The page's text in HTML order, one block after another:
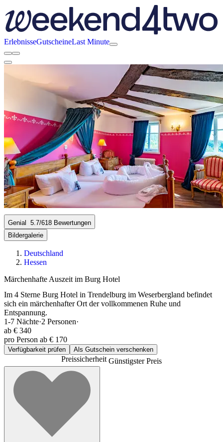
ErlebnisseGutscheineLast Minute
Genial 5.7/618 Bewertungen
Bildergalerie
Deutschland
Hessen
Märchenhafte Auszeit im Burg Hotel
Im 4 Sterne Burg Hotel in Trendelburg im Weserbergland befindet
sich ein märchenhafter Ort der vollkommenen Ruhe und
Entspannung.
1-7 Nächte·2 Personen·
ab € 340
pro Person ab € 170
Verfügbarkeit prüfen Als Gutschein verschenken
PreissicherheitGünstigster Preis